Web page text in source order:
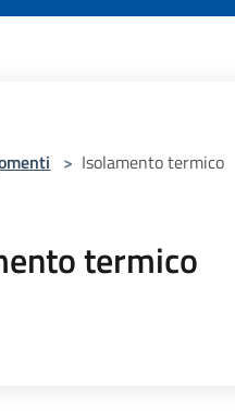
> Isolamento termico
termico